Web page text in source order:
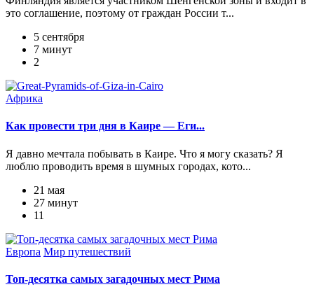
это соглашение, поэтому от граждан России т...
5 сентября
7 минут
2
Африка
Как провести три дня в Каире — Еги...
Я давно мечтала побывать в Каире. Что я могу сказать? Я
люблю проводить время в шумных городах, кото...
21 мая
27 минут
11
Европа Мир путешествий
Топ-десятка самых загадочных мест Рима